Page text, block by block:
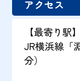
アクセス
【最寄り駅】
JR横浜線「
分）